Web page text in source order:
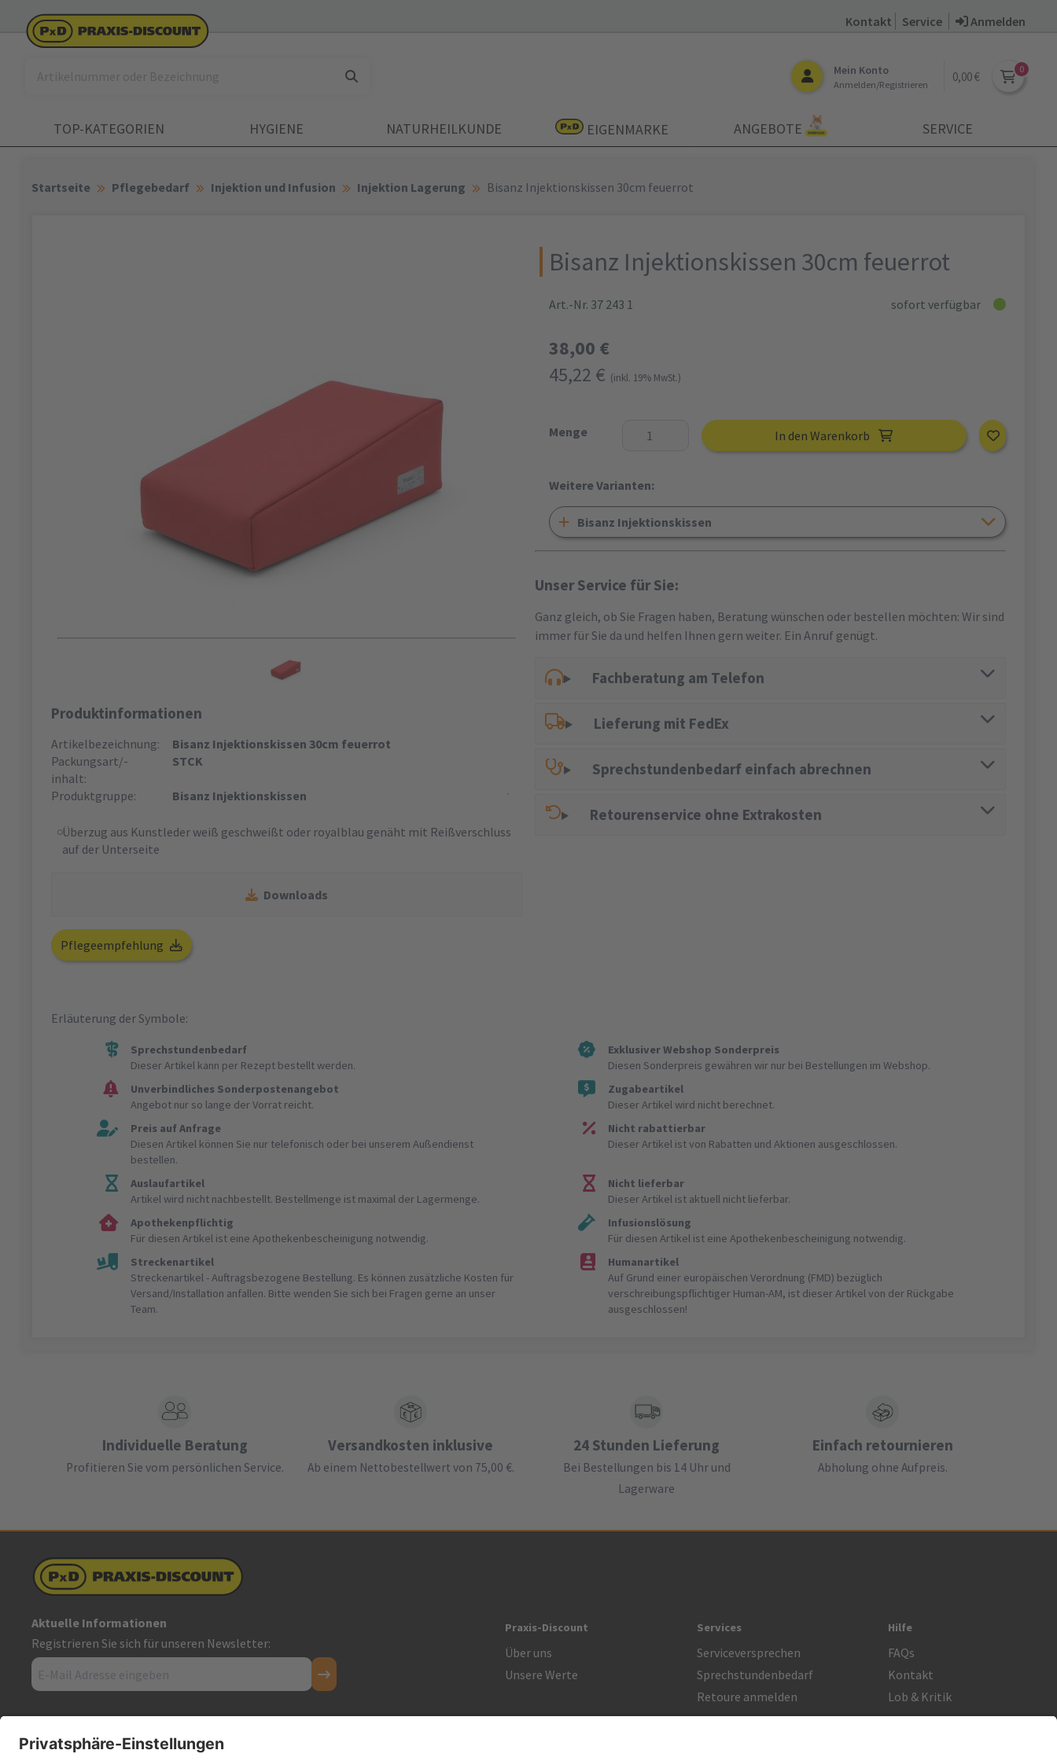
Kontakt Service Anmelden
Mein Konto
Anmelden/Registrieren
0,00 €
TOP-KATEGORIEN HYGIENE NATURHEILKUNDE EIGENMARKE ANGEBOTE SERVICE
Startseite Pflegebedarf Injektion und Infusion Injektion Lagerung Bisanz Injektionskissen 30cm feuerrot
Produktinformationen
Artikelbezeichnung:
Bisanz Injektionskissen 30cm feuerrot
Packungsart/-
inhalt:
STCK
Produktgruppe: Bisanz Injektionskissen
Überzug aus Kunstleder weiß geschweißt oder royalblau genäht mit Reißverschluss
auf der Unterseite
Downloads
Pflegeempfehlung
Bisanz Injektionskissen 30cm feuerrot
Art.-Nr. 37 243 1 sofort verfügbar
38,00 €
45,22 € (inkl. 19% MwSt.)
Menge In den Warenkorb
Weitere Varianten:
Bisanz Injektionskissen
Unser Service für Sie:
Ganz gleich, ob Sie Fragen haben, Beratung wünschen oder bestellen möchten: Wir sind
immer für Sie da und helfen Ihnen gern weiter. Ein Anruf genügt.
Fachberatung am Telefon
Lieferung mit FedEx
Sprechstundenbedarf einfach abrechnen
Retourenservice ohne Extrakosten
Erläuterung der Symbole:
Sprechstundenbedarf
Dieser Artikel kann per Rezept bestellt werden.
Exklusiver Webshop Sonderpreis
Diesen Sonderpreis gewähren wir nur bei Bestellungen im Webshop.
Unverbindliches Sonderpostenangebot
Angebot nur so lange der Vorrat reicht.
Zugabeartikel
Dieser Artikel wird nicht berechnet.
Preis auf Anfrage
Diesen Artikel können Sie nur telefonisch oder bei unserem Außendienst
bestellen.
Nicht rabattierbar
Dieser Artikel ist von Rabatten und Aktionen ausgeschlossen.
Auslaufartikel
Artikel wird nicht nachbestellt. Bestellmenge ist maximal der Lagermenge.
Nicht lieferbar
Dieser Artikel ist aktuell nicht lieferbar.
Apothekenpflichtig
Für diesen Artikel ist eine Apothekenbescheinigung notwendig.
Infusionslösung
Für diesen Artikel ist eine Apothekenbescheinigung notwendig.
Streckenartikel
Streckenartikel - Auftragsbezogene Bestellung. Es können zusätzliche Kosten für
Versand/Installation anfallen. Bitte wenden Sie sich bei Fragen gerne an unser
Team.
Humanartikel
Auf Grund einer europäischen Verordnung (FMD) bezüglich
verschreibungspflichtiger Human-AM, ist dieser Artikel von der Rückgabe
ausgeschlossen!
Individuelle Beratung
Profitieren Sie vom persönlichen Service.
Versandkosten inklusive
Ab einem Nettobestellwert von 75,00 €.
24 Stunden Lieferung
Bei Bestellungen bis 14 Uhr und
Lagerware
Einfach retournieren
Abholung ohne Aufpreis.
Aktuelle Informationen
Registrieren Sie sich für unseren Newsletter:
Firmensitz
Praxis-Discount
Über uns
Unsere Werte
Services
Serviceversprechen
Sprechstundenbedarf
Retoure anmelden
Hilfe
FAQs
Kontakt
Lob & Kritik